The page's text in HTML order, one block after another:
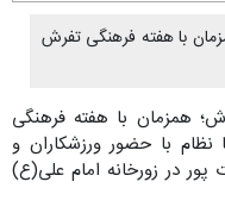
با هفته فرهنگی تفرش
همزمان با هفته فرهنگی
با حضور ورزشکاران و
در زورخانه امام علی(ع)